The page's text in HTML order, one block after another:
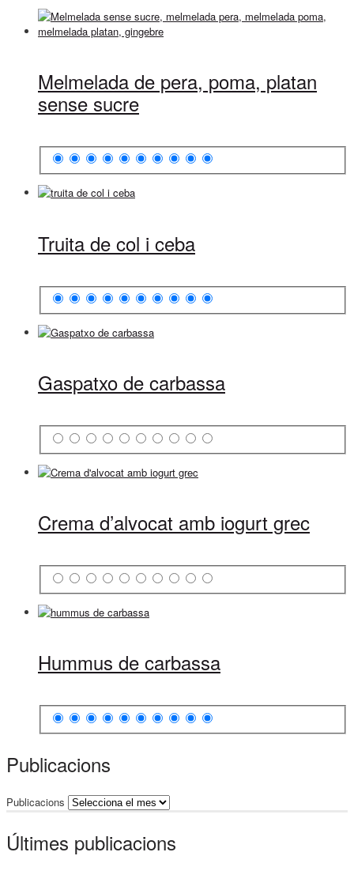
Melmelada de pera, poma, platan
sense sucre
Truita de col i ceba
Gaspatxo de carbassa
Crema d’alvocat amb iogurt grec
Hummus de carbassa
Publicacions
Publicacions
Últimes publicacions